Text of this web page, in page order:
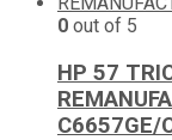
0 out of 5
HP 57
C6657GE/